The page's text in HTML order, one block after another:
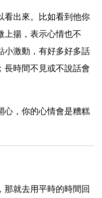
看出來。比如看到他你
上揚，表示心情也不
小激動，有好多好多話
長時間不見或不說話會
心，你的心情會是糟糕
那就去用平時的時間回